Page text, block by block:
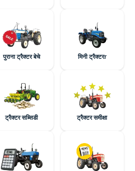
पुराना ट्रैक्टर बेचे मिनी ट्रैक्टरr
ट्रैक्टर सब्सिडी ट्रैक्टर समीक्षा